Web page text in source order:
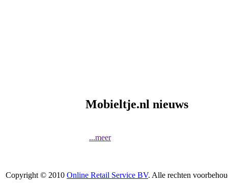
Mobieltje.nl nieuws
...meer
Copyright © 2010 Online Retail Service BV. Alle rechten